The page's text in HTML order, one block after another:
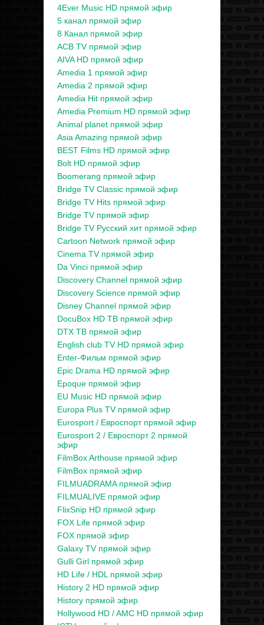
4Ever Music HD прямой эфир
5 канал прямой эфир
8 Канал прямой эфир
ACB TV прямой эфир
AIVA HD прямой эфир
Amedia 1 прямой эфир
Amedia 2 прямой эфир
Amedia Hit прямой эфир
Amedia Premium HD прямой эфир
Animal planet прямой эфир
Asia Amazing прямой эфир
BEST Films HD прямой эфир
Bolt HD прямой эфир
Boomerang прямой эфир
Bridge TV Classic прямой эфир
Bridge TV Hits прямой эфир
Bridge TV прямой эфир
Bridge TV Русский хит прямой эфир
Cartoon Network прямой эфир
Cinema TV прямой эфир
Da Vinci прямой эфир
Discovery Channel прямой эфир
Discovery Science прямой эфир
Disney Channel прямой эфир
DocuBox HD ТВ прямой эфир
DTX ТВ прямой эфир
English club TV HD прямой эфир
Enter-Фильм прямой эфир
Epic Drama HD прямой эфир
Epoque прямой эфир
EU Music HD прямой эфир
Europa Plus TV прямой эфир
Eurosport / Евроспорт прямой эфир
Eurosport 2 / Евроспорт 2 прямой
эфир
FilmBox Arthouse прямой эфир
FilmBox прямой эфир
FILMUADRAMA прямой эфир
FILMUALIVE прямой эфир
FlixSnip HD прямой эфир
FOX Life прямой эфир
FOX прямой эфир
Galaxy TV прямой эфир
Gulli Girl прямой эфир
HD Life / HDL прямой эфир
History 2 HD прямой эфир
History прямой эфир
Hollywood HD / AMC HD прямой эфир